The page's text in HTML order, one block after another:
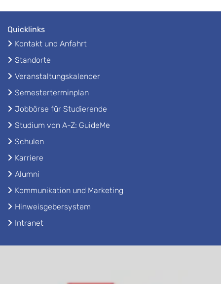
Quicklinks
Kontakt und Anfahrt
Standorte
Veranstaltungskalender
Semesterterminplan
Jobbörse für Studierende
Studium von A-Z: GuideMe
Schulen
Karriere
Alumni
Kommunikation und Marketing
Hinweisgebersystem
Intranet